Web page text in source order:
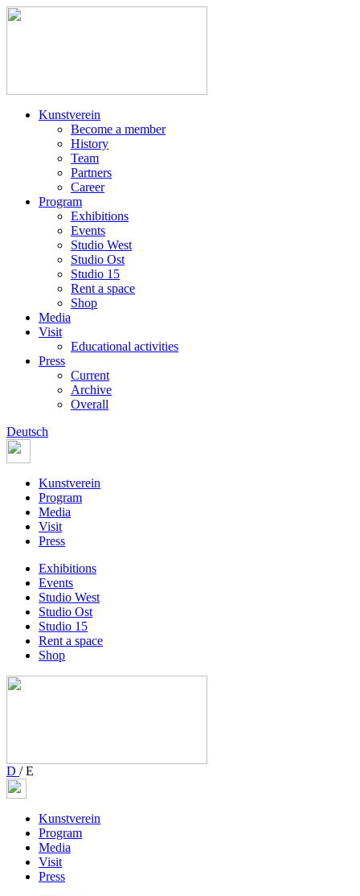
Kunstverein
Become a member
History
Team
Partners
Career
Program
Exhibitions
Events
Studio West
Studio Ost
Studio 15
Rent a space
Shop
Media
Visit
Educational activities
Press
Current
Archive
Overall
Deutsch
Kunstverein
Program
Media
Visit
Press
Exhibitions
Events
Studio West
Studio Ost
Studio 15
Rent a space
Shop
D /E
Kunstverein
Program
Media
Visit
Press